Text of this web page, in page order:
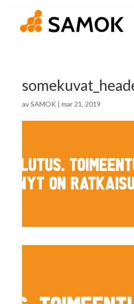
avSAMOK | mar 21, 2019